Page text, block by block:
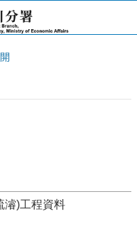
濬)工程資料